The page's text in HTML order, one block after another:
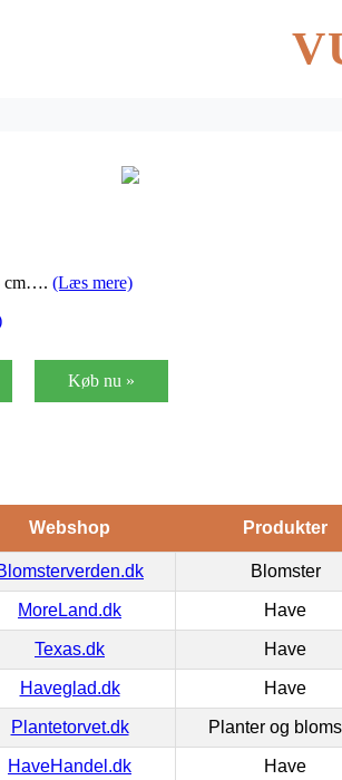
cm…. (Læs mere)
Køb nu »
Webshop Produkter
Blomster
MoreLand.dk Have
Texas.dk Have
Haveglad.dk Have
Plantetorvet.dk Planter og
HaveHandel.dk Have